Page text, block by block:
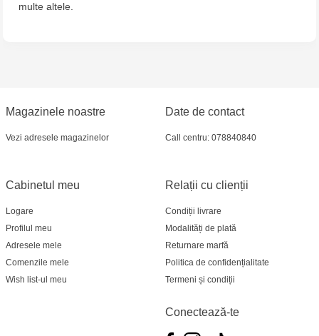
Jucărenia Cahul - str. Ștefan cel Mare, 29А
Multistore Soroca - bd. Ștefan cel Mare, 110
Jucărenia Bălți- EviMall, et2
MultiStore Căușeni- str. Iurii Gagarin 24
multe altele.
Magazinele noastre
Vezi adresele magazinelor
Relații cu clienții
Condiții livrare
Modalități de plată
Returnare marfă
Politica de confidențialitate
Termeni și condiții
Cabinetul meu
Logare
Profilul meu
Adresele mele
Comenzile mele
Wish list-ul meu
Date de contact
Call centru: 078840840
Conectează-te